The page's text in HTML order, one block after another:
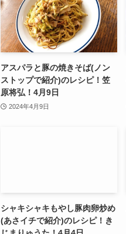
アスパラと豚の焼きそば(ノン
ストップで紹介)のレシピ！笠
原将弘！4月9日
2024年4月9日
シャキシャキもやし豚肉卵炒め
(あさイチで紹介)のレシピ！き